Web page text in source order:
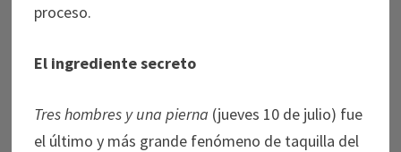
proceso.
El ingrediente secreto
Tres hombres y una pierna (jueves 10 de julio) fue
el último y más grande fenómeno de taquilla del